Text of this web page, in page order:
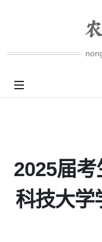
2025届
科技大学